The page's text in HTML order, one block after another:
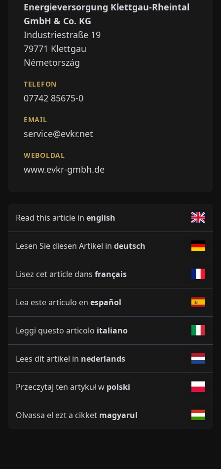
Energieversorgung Klettgau-Rheintal
GmbH & Co. KG
Industriestraße 19
79771 Klettgau
Németország
TELEFON
07742 85675-0
EMAIL
service@evkr.net
WEBOLDAL
www.evkr-gmbh.de
Read this article in english
Lesen Sie diesen Artikel in deutsch
Lisez cet article dans français
Lea este artículo en español
Leggi questo articolo italiano
Lees dit artikel in nederlands
Przeczytaj ten artykuł w polski
Olvassa el ezt a cikket magyarul